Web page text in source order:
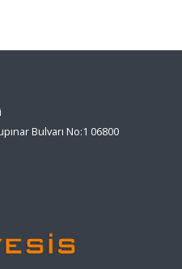
Bulvarı No:1 06800